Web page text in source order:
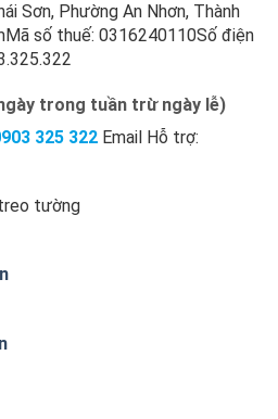
Sơn, Phường An Nhơn, Thành
số thuế: 0316240110Số điện
trong tuần trừ ngày lễ)
325 322 Email Hỗ trợ:
tường